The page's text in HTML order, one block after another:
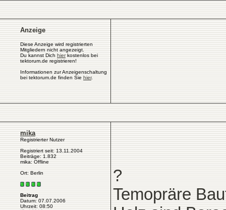
Anzeige
Diese Anzeige wird registrierten
Mitgliedern nicht angezeigt.
Du kannst Dich hierkostenlos bei
tektorum.de registrieren!
Informationen zur Anzeigenschaltung
bei tektorum.de finden Sie hier.
mika
Registrierter Nutzer
Registriert seit: 13.11.2004
Beiträge: 1.832
mika: Offline
Ort: Berlin
Beitrag
Datum: 07.07.2006
Uhrzeit: 08:50
?
Temopräre